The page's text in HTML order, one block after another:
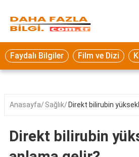
Eğitim
Ekonomi
Seyahat
Oyun
Faydalı Bilgiler Film ve Dizi
Anasayfa Sağlık Direkt bilirubin
Direkt bilirubin